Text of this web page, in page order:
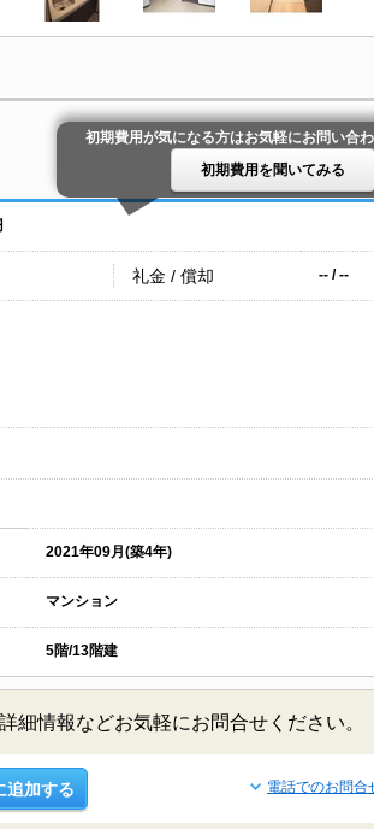
初期費用が気になる方はお気軽にお問い合わ
初期費用を聞いてみる
礼金 / 償却 -- / --
2021年09月(築4年)
マンション
5階/13階建
情報などお気軽にお問合せください。
追加する 電話でのお問合